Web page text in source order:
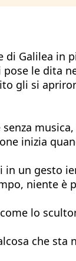
di Galilea
le dita
gli si
inizia
un gesto
niente
lo
che sta